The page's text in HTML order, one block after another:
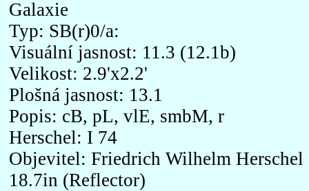
Galaxie
Typ: SB(r)0/a:
Visuální jasnost: 11.3 (12.1b)
Velikost: 2.9'x2.2'
Plošná jasnost: 13.1
Popis: cB, pL, vlE, smbM, r
Herschel: I 74
Objevitel: Friedrich Wilhelm Herschel
18.7in (Reflector)